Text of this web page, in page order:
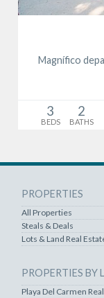
Magnífico
3
BEDS
2
BATHS
PROPERTIES
All Properties
Steals & Deals
Lots & Land Real
PROPERTIES BY
Playa Del Carmen